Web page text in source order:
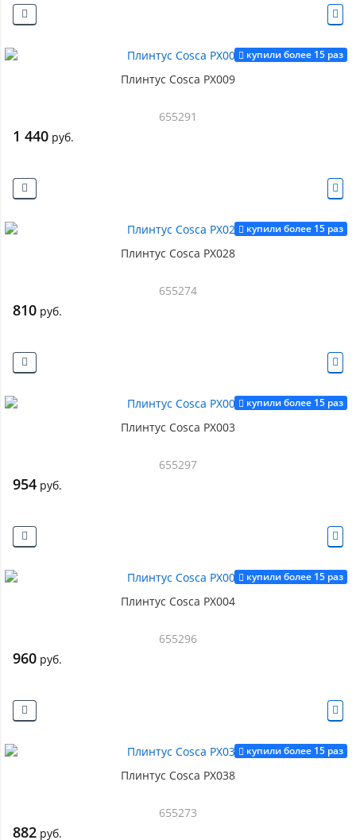
купили более 15 раз
Плинтус Cosca PX009
655291
1 440 руб.
купили более 15 раз
Плинтус Cosca PX028
655274
810 руб.
купили более 15 раз
Плинтус Cosca PX003
655297
954 руб.
купили более 15 раз
Плинтус Cosca PX004
655296
960 руб.
купили более 15 раз
Плинтус Cosca PX038
655273
882 руб.